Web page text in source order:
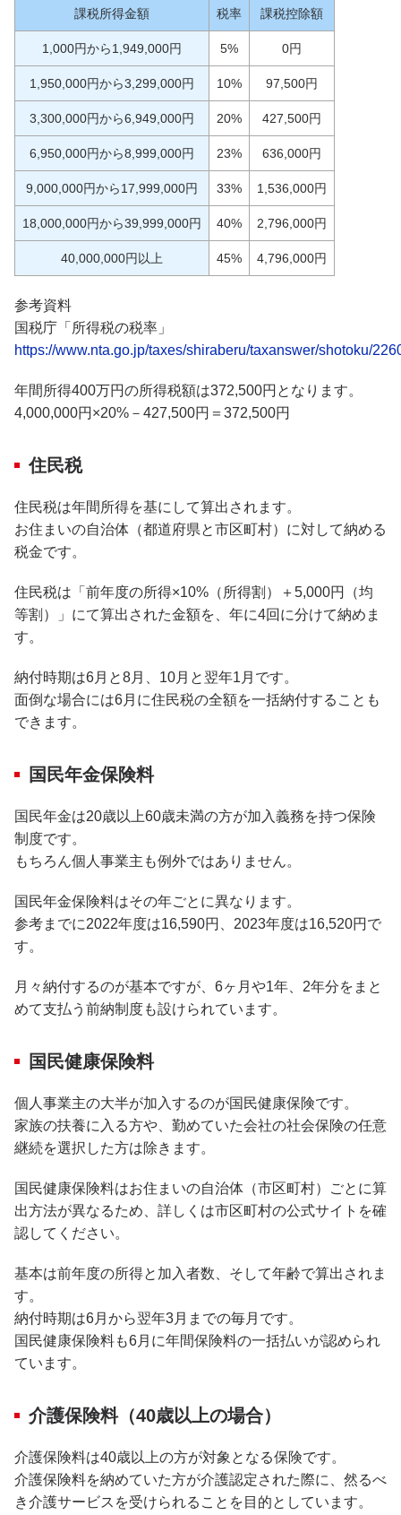
課税所得金額 税率 課税控除額
1,000円から1,949,000円 5% 0円
1,950,000円から3,299,000円 10% 97,500円
3,300,000円から6,949,000円 20% 427,500円
6,950,000円から8,999,000円 23% 636,000円
9,000,000円から17,999,000円 33% 1,536,000円
18,000,000円から39,999,000円 40% 2,796,000円
40,000,000円以上 45% 4,796,000円
参考資料
国税庁「所得税の税率」
https://www.nta.go.jp/taxes/shiraberu/taxanswer/shotoku/
年間所得400万円の所得税額は372,500円となります。
4,000,000円×20%－427,500円＝372,500円
住民税
住民税は年間所得を基にして算出されます。
お住まいの自治体（都道府県と市区町村）に対して納める
税金です。
住民税は「前年度の所得×10%（所得割）＋5,000円（均
等割）」にて算出された金額を、年に4回に分けて納めま
す。
納付時期は6月と8月、10月と翌年1月です。
面倒な場合には6月に住民税の全額を一括納付することも
できます。
国民年金保険料
国民年金は20歳以上60歳未満の方が加入義務を持つ保険
制度です。
もちろん個人事業主も例外ではありません。
国民年金保険料はその年ごとに異なります。
参考までに2022年度は16,590円、2023年度は16,520円で
す。
月々納付するのが基本ですが、6ヶ月や1年、2年分をまと
めて支払う前納制度も設けられています。
国民健康保険料
個人事業主の大半が加入するのが国民健康保険です。
家族の扶養に入る方や、勤めていた会社の社会保険の任意
継続を選択した方は除きます。
国民健康保険料はお住まいの自治体（市区町村）ごとに算
出方法が異なるため、詳しくは市区町村の公式サイトを確
認してください。
基本は前年度の所得と加入者数、そして年齢で算出されま
す。
納付時期は6月から翌年3月までの毎月です。
国民健康保険料も6月に年間保険料の一括払いが認められ
ています。
介護保険料（40歳以上の場合）
介護保険料は40歳以上の方が対象となる保険です。
介護保険料を納めていた方が介護認定された際に、然るべ
き介護サービスを受けられることを目的としています。